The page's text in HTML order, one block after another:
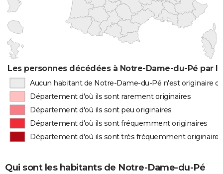
Les personnes décédées à Notre-Dame-du-Pé par
Aucun habitant de Notre-Dame-du-Pé n'est originaire
Département d'où ils sont rarement originaires
Département d'où ils sont peu originaires
Département d'où ils sont fréquemment originaires
Département d'où ils sont très fréquemment originaires
Qui sont les habitants de Notre-Dame-du-Pé